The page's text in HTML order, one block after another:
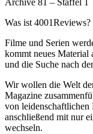
Archive 81 – Staffel 1
Was ist 4001Reviews?
Filme und Serien
kommt neues Material
und die Suche nach
Wir wollen die Welt
Magazine
von leidenschaftlichen
anschließend mit nur
wechseln.